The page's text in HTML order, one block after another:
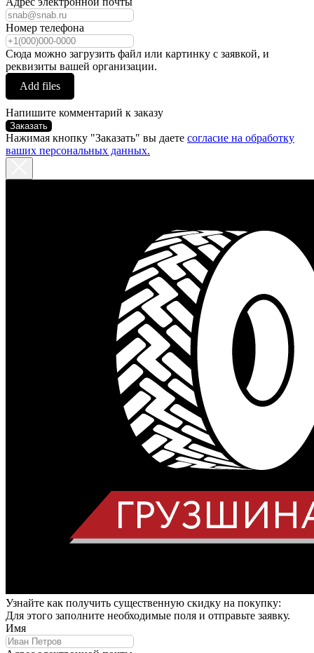
Номер телефона
Сюда можно загрузить файл или картинку с заявкой, и
реквизиты вашей организации.
Add files
Напишите комментарий к заказу
Заказать
Нажимая кнопку "Заказать" вы даете согласие на обработку
ваших персональных данных.
Узнайте как получить существенную скидку на покупку:
Для этого заполните необходимые поля и отправьте заявку.
Имя